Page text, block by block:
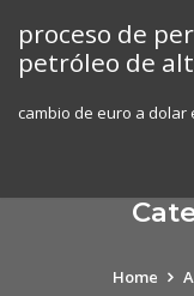
content
proceso de
petróleo de
cambio de euro a
Home